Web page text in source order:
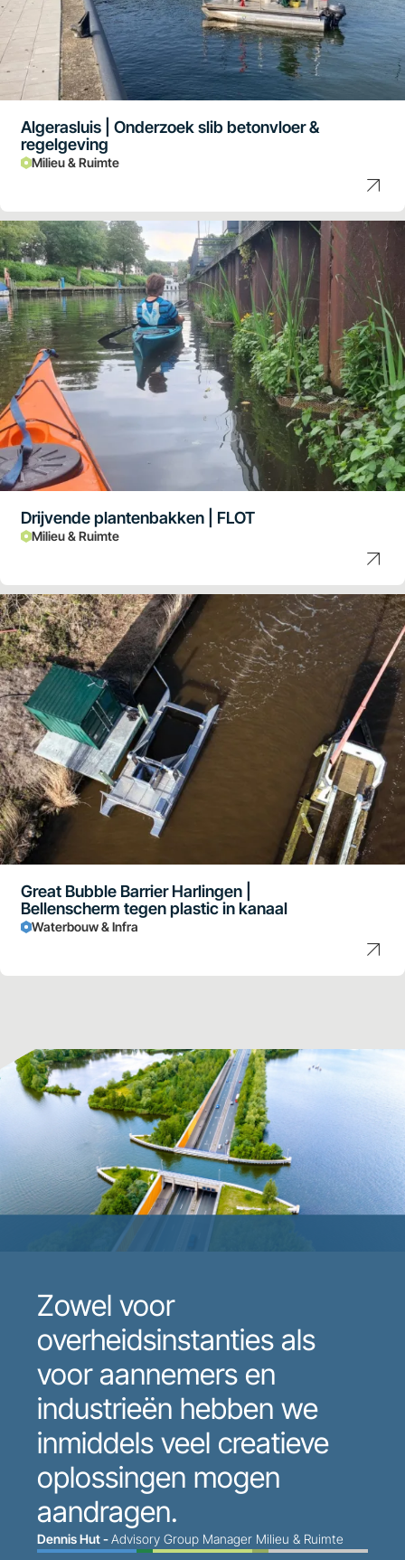
Algerasluis | Onderzoek slib betonvloer &
regelgeving
Milieu & Ruimte
Drijvende plantenbakken | FLOT
Milieu & Ruimte
Great Bubble Barrier Harlingen |
Bellenscherm tegen plastic in kanaal
Waterbouw & Infra
Zowel voor
overheidsinstanties als
voor aannemers en
industrieën hebben we
inmiddels veel creatieve
oplossingen mogen
aandragen.
Dennis Hut -Advisory Group Manager Milieu & Ruimte